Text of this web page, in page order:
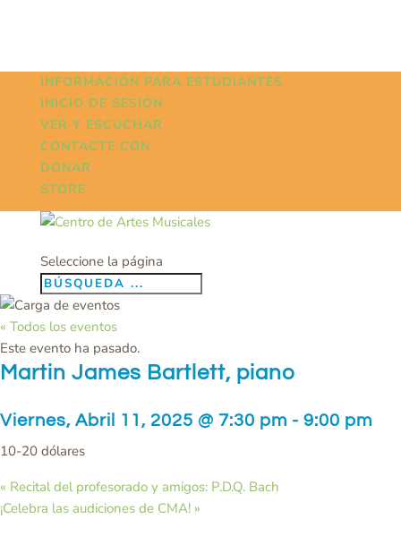
INFORMACIÓN PARA ESTUDIANTES
INICIO DE SESIÓN
VER Y ESCUCHAR
CONTACTE CON
DONAR
STORE
Seleccione la página
« Todos los eventos
Este evento ha pasado.
Martin James Bartlett, piano
Viernes, Abril 11, 2025 @ 7:30 pm - 9:00 pm
10-20 dólares
« Recital del profesorado y amigos: P.D.Q. Bach
¡Celebra las audiciones de CMA! »